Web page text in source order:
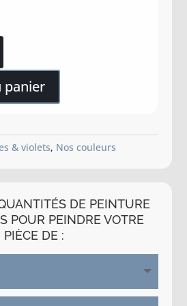
panier
& violets, Nos couleurs
DE PEINTURE
POUR PEINDRE VOTRE
PIÈCE DE :